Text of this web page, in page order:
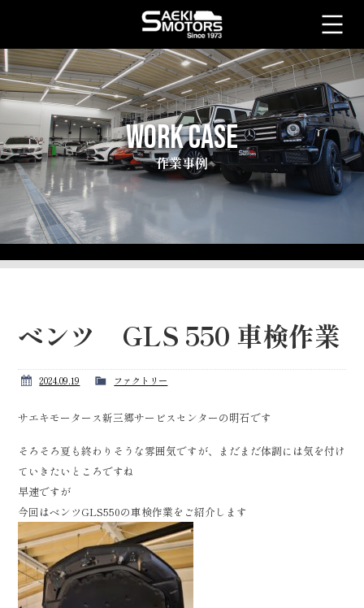
WORK CASE
作業事例
ベンツ GLS 550 車検作業
2024.09.19 ファクトリー
サエキモータース新三郷サービスセンターの明石です
そろそろ夏も終わりそうな雰囲気ですが、まだまだ体調には気を付け
ていきたいところですね
早速ですが
今回はベンツGLS550の車検作業をご紹介します